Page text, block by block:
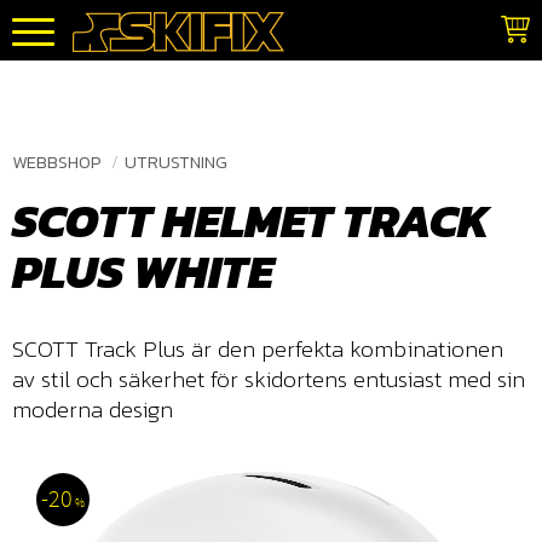
Meny
WEBBSHOP UTRUSTNING
SCOTT HELMET TRACK
PLUS WHITE
​SCOTT Track Plus är den perfekta kombinationen
av stil och säkerhet för skidortens entusiast med sin
moderna design
20 %